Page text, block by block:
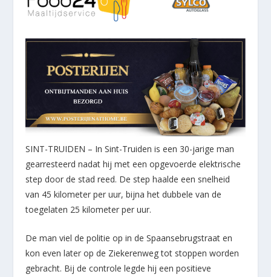
SINT-TRUIDEN – In Sint-Truiden is een 30-jarige man
gearresteerd nadat hij met een opgevoerde elektrische
step door de stad reed. De step haalde een snelheid
van 45 kilometer per uur, bijna het dubbele van de
toegelaten 25 kilometer per uur.
De man viel de politie op in de Spaansebrugstraat en
kon even later op de Ziekerenweg tot stoppen worden
gebracht. Bij de controle legde hij een positieve